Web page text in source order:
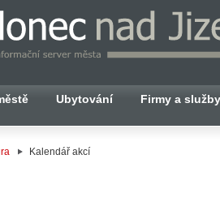
Ubytování Firmy a služby
Kalendář akcí